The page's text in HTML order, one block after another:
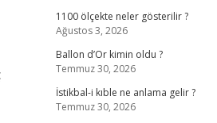
1100 ölçekte neler gösterilir ?
Ağustos 3, 2026
Ballon d’Or kimin oldu ?
Temmuz 30, 2026
İstikbal-i kıble ne anlama gelir ?
Temmuz 30, 2026